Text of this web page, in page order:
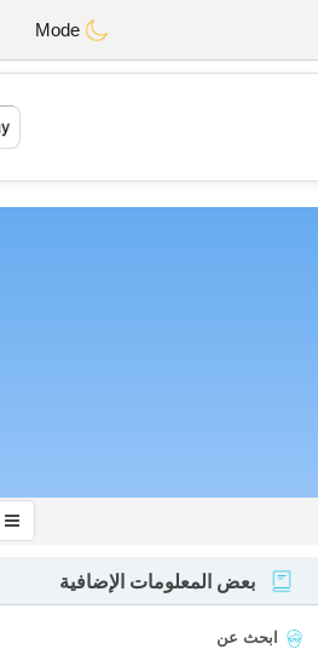
بعض المعلومات الإضافية
ابحث عن